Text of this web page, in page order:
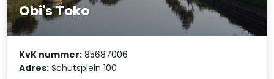
Obi's Toko
KvK nummer: 85687006
Adres: Schutsplein 100